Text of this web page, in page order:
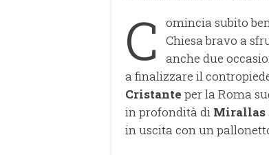
C
omincia subito
Chiesa bravo a
anche due
a finalizzare il
Cristante per la Roma
in profondità di Mirallas
in uscita con un